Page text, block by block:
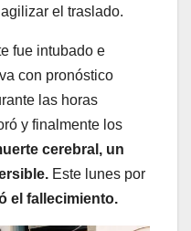
el traslado.
fue intubado e
con pronóstico
las horas
y finalmente los
cerebral, un
Este lunes por
el fallecimiento.